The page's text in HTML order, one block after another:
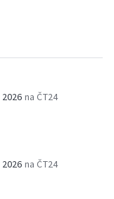
2026 na ČT24
2026 na ČT24